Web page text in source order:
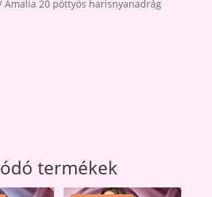
Amalia 20 pöttyös harisnyanadrág
termékek